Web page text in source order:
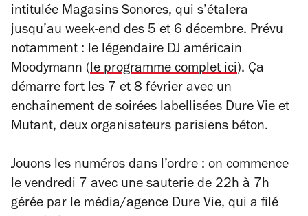
intitulée Magasins Sonores, qui s’étalera
jusqu’au week-end des 5 et 6 décembre. Prévu
notamment : le légendaire DJ américain
Moodymann (le programme complet ici). Ça
démarre fort les 7 et 8 février avec un
enchaînement de soirées labellisées Dure Vie et
Mutant, deux organisateurs parisiens béton.
Jouons les numéros dans l’ordre : on commence
le vendredi 7 avec une sauterie de 22h à 7h
gérée par le média/agence Dure Vie, qui a filé